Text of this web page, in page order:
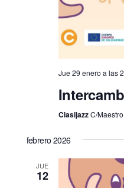
Jue 29 enero a las
ClasijazzC/
febrero 2026
JUE
12